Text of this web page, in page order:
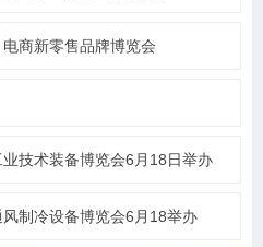
商新零售品牌博览会
技术装备博览会6月18日举办
制冷设备博览会6月18举办